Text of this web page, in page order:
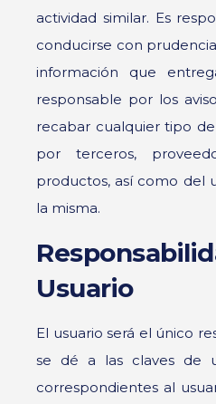
actividad similar. Es
conducirse con
información que
responsable por los
recabar cualquier tipo
por terceros,
productos, así como del
la misma.
Usuario
El usuario será el único
se dé a las claves de
correspondientes al